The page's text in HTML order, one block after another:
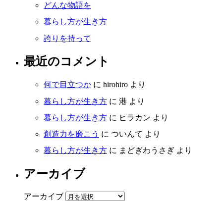
どんな物語を
暮らし方が生き方
誇りを持って
最近のコメント
何で目立つか に hirohiro より
暮らし方が生き方 に 港 より
暮らし方が生き方 に ヒラカン より
創造力を磨こう に ついんて より
暮らし方が生き方 に まどぎわうさぎ より
アーカイブ
アーカイブ